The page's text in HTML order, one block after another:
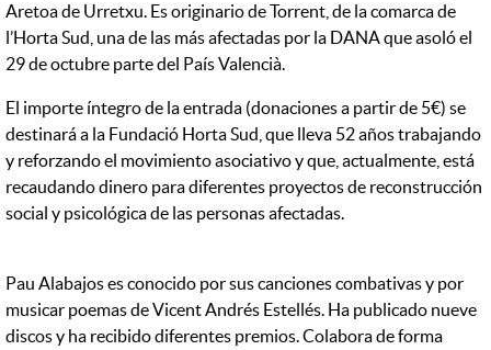
Aretoa de Urretxu. Es originario de Torrent, de la comarca de
l’Horta Sud, una de las más afectadas por la DANA que asoló el
29 de octubre parte del País Valencià.
El importe íntegro de la entrada (donaciones a partir de 5€) se
destinará a la Fundació Horta Sud, que lleva 52 años trabajando
y reforzando el movimiento asociativo y que, actualmente, está
recaudando dinero para diferentes proyectos de reconstrucción
social y psicológica de las personas afectadas.
Pau Alabajos es conocido por sus canciones combativas y por
musicar poemas de Vicent Andrés Estellés. Ha publicado nueve
discos y ha recibido diferentes premios. Colabora de forma